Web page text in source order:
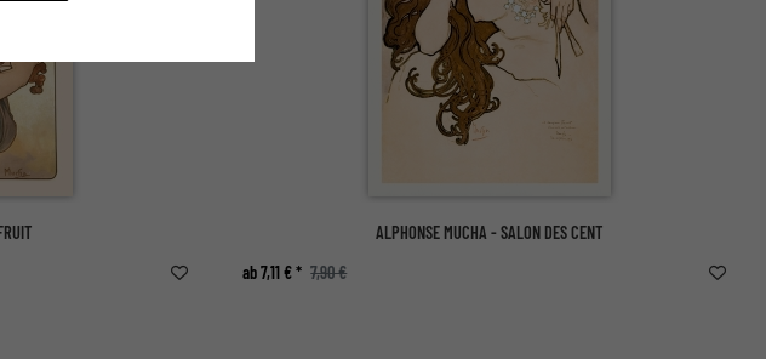
ALPHONSE MUCHA - SALON DES CENT
ab 7,11 € * 7,90 €